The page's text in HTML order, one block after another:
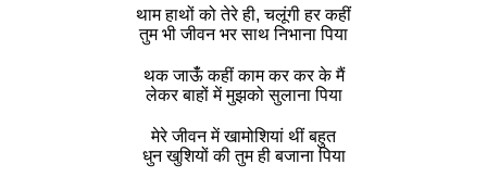
थाम हाथों को तेरे ही, चलूंगी हर कहीं
तुम भी जीवन भर साथ निभाना पिया
थक जाऊंँ कहीं काम कर कर के मैं
लेकर बाहों में मुझको सुलाना पिया
मेरे जीवन में खामोशियां थीं बहुत
धुन खुशियों की तुम ही बजाना पिया